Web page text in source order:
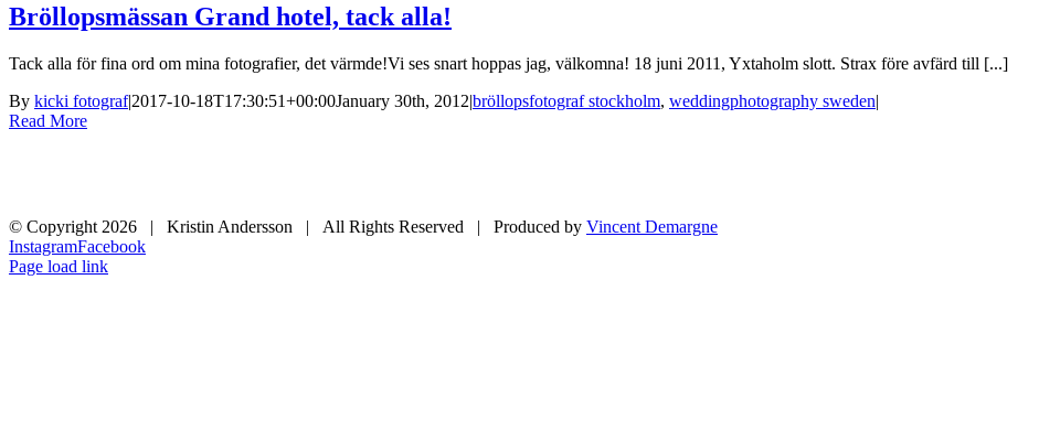
Bröllopsmässan Grand hotel, tack alla!
Tack alla för fina ord om mina fotografier, det värmde!Vi ses snart hoppas jag, välkomna! 18 juni 2011, Yxtaholm slott. Strax före avfärd till [...]
By kicki fotograf|2017-10-18T17:30:51+00:00January 30th, 2012|bröllopsfotograf stockholm, weddingphotography sweden|
Read More
© Copyright 2026 | Kristin Andersson | All Rights Reserved | Produced by Vincent Demargne
InstagramFacebook
Page load link